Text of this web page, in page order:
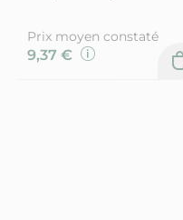
Prix moyen constaté
9,37 €